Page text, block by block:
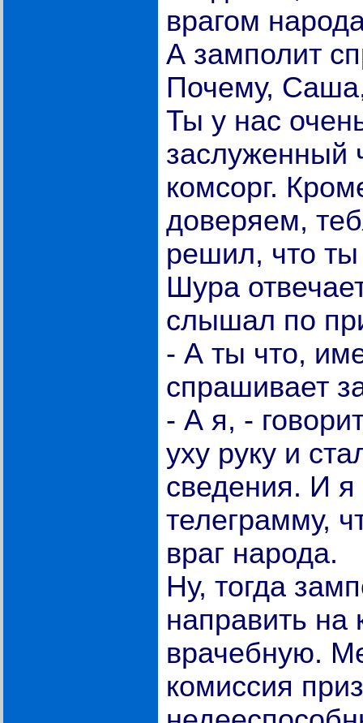
врагом
А замполит
Почему,
Ты у нас
заслуженный
комсорг.
доверяем,
решил, что
Шура
слышал по
- А ты что,
спрашивает
- А я, -
уху руку и
сведения. И я
телеграмму,
враг народа.
Ну, тогда
направить на
врачебную.
комиссия